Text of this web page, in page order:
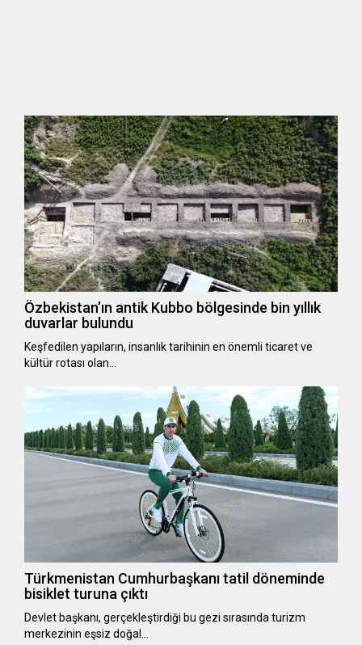
Özbekistan’ın antik Kubbo bölgesinde bin yıllık
duvarlar bulundu
Keşfedilen yapıların, insanlık tarihinin en önemli ticaret ve
kültür rotası olan…
Türkmenistan Cumhurbaşkanı tatil döneminde
bisiklet turuna çıktı
Devlet başkanı, gerçekleştirdiği bu gezi sırasında turizm
merkezinin eşsiz doğal…